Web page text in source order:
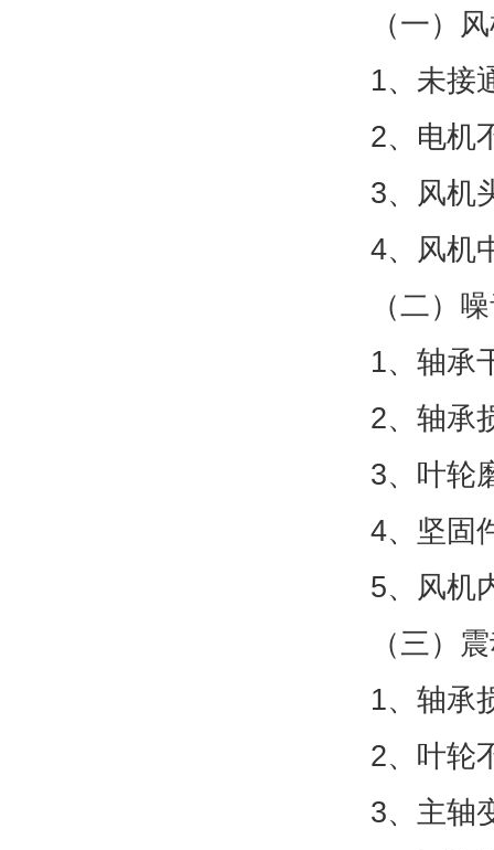
（一）
1、未
2、电机
3、风机
4、风机
（二）
1、轴承
2、轴
3、叶轮
4、坚固
5、风机
（三）
1、轴
2、叶轮
3、主轴